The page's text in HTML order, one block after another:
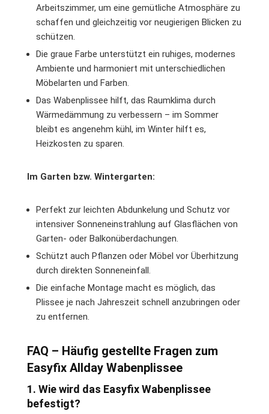
Arbeitszimmer, um eine gemütliche Atmosphäre zu
schaffen und gleichzeitig vor neugierigen Blicken zu
schützen.
Die graue Farbe unterstützt ein ruhiges, modernes
Ambiente und harmoniert mit unterschiedlichen
Möbelarten und Farben.
Das Wabenplissee hilft, das Raumklima durch
Wärmedämmung zu verbessern – im Sommer
bleibt es angenehm kühl, im Winter hilft es,
Heizkosten zu sparen.
Im Garten bzw. Wintergarten:
Perfekt zur leichten Abdunkelung und Schutz vor
intensiver Sonneneinstrahlung auf Glasflächen von
Garten- oder Balkonüberdachungen.
Schützt auch Pflanzen oder Möbel vor Überhitzung
durch direkten Sonneneinfall.
Die einfache Montage macht es möglich, das
Plissee je nach Jahreszeit schnell anzubringen oder
zu entfernen.
FAQ – Häufig gestellte Fragen zum
Easyfix Allday Wabenplissee
1. Wie wird das Easyfix Wabenplissee
befestigt?